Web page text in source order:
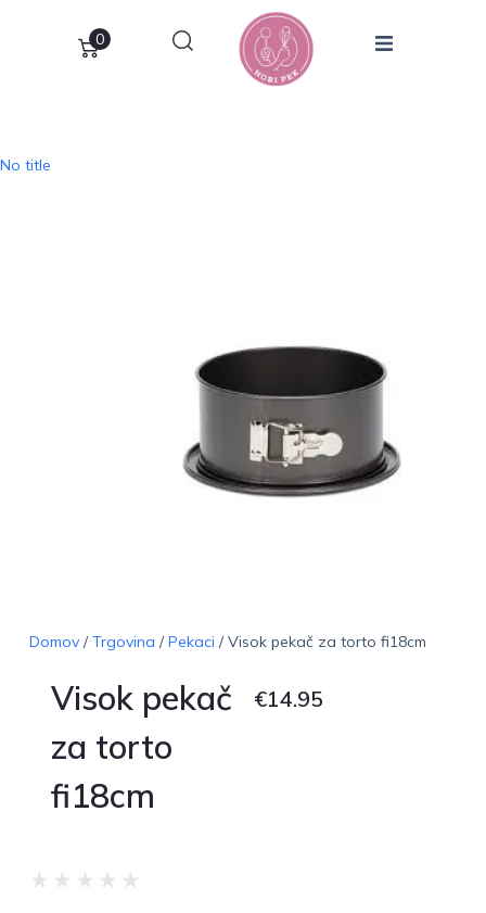
0
No title
Domov/Trgovina /Pekaci / Visok pekač za torto fi18cm
Visok pekač
za torto
fi18cm
€14.95
★ ★ ★ ★ ★